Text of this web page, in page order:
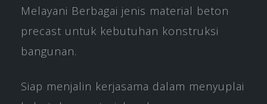
Melayani Berbagai jenis material beton
precast untuk kebutuhan konstruksi
bangunan.
Siap menjalin kerjasama dalam menyuplai